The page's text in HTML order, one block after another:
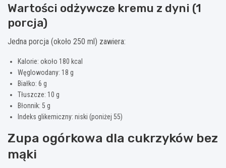
Wartości odżywcze kremu z dyni (1
porcja)
Jedna porcja (około 250 ml) zawiera:
Kalorie: około 180 kcal
Węglowodany: 18 g
Białko: 6 g
Tłuszcze: 10 g
Błonnik: 5 g
Indeks glikemiczny: niski (poniżej 55)
Zupa ogórkowa dla cukrzyków bez
mąki